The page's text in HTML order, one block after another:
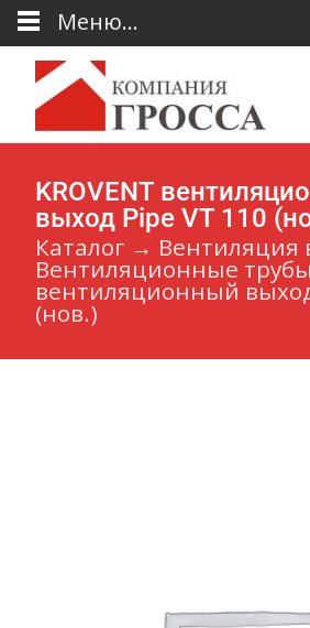
KROVENT
выход Pipe VT 110
Каталог → Вентиляция
Вентиляционные трубы
вентиляционный
(нов.)
Меню...